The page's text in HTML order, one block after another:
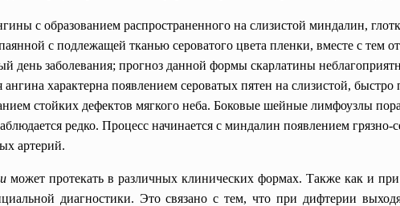
с образованием распространенного на слизистой миндалин,
с подлежащей тканью сероватого цвета пленки, вместе с тем
день заболевания; прогноз данной формы скарлатины
ангина характерна появлением сероватых пятен на слизистой,
стойких дефектов мягкого неба. Боковые шейные лимфоузлы
редко. Процесс начинается с миндалин появлением
артерий.
может протекать в различных клинических формах. Также как и
диагностики. Это связано с тем, что при дифтерии